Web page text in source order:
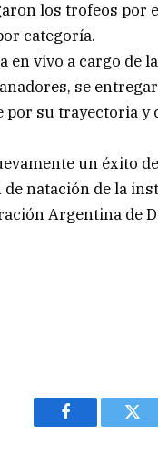
los trofeos por
categoría.
vivo a cargo de
se
su trayectoria y
un éxito
natación de la
Argentina de
Facebook